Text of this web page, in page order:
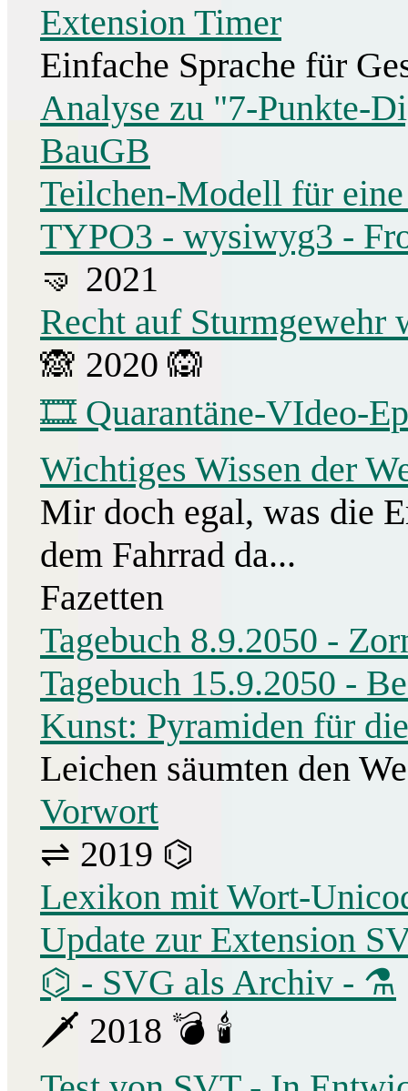
Extension Timer
Einfache Sprache für
Analyse zu "7-Punkte-
BauGB
Teilchen-Modell für
TYPO3 - wysiwyg3 -
🤜 2021
Recht auf Sturmgewehr
🙈 2020 🙉
🎞 Quarantäne-VIdeo-
Wichtiges Wissen der
Mir doch egal, was die
dem Fahrrad da...
Fazetten
Tagebuch 8.9.2050 -
Tagebuch 15.9.2050 -
Kunst: Pyramiden für
Leichen säumten den
Vorwort
⇌ 2019 ⌬
Lexikon mit Wort-
Update zur Extension
⌬ - SVG als Archiv - ⚗
🗡 2018 💣 🕯